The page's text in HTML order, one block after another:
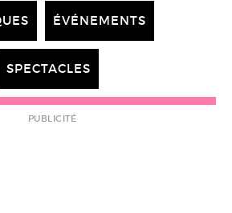
ÉVÉNEMENTS
SPECTACLES
PUBLICITÉ